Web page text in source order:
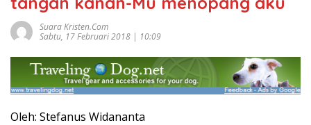
Suara Kristen.com
Sabtu, 17 Februari 2018 | 10:09
Oleh: Stefanus Widananta